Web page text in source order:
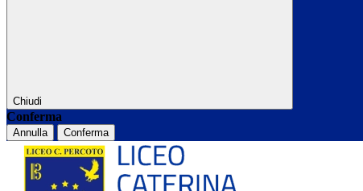
Chiudi
Conferma
Annulla Conferma